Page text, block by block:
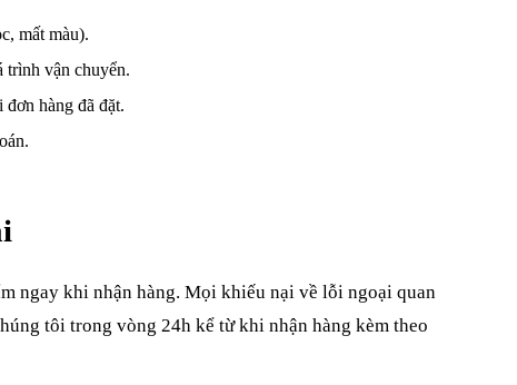
mất màu).
trình vận chuyển.
hàng đã đặt.
ngay khi nhận hàng. Mọi khiếu nại về lỗi ngoại quan
tôi trong vòng 24h kể từ khi nhận hàng kèm theo